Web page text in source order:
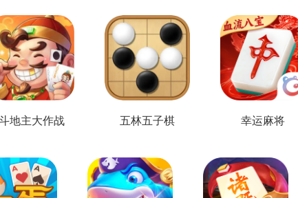
地主大作战 五林五子棋 幸运麻将